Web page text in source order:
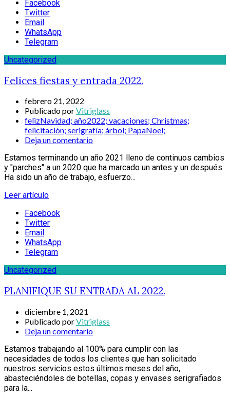
Facebook
Twitter
Email
WhatsApp
Telegram
Uncategorized
Felices fiestas y entrada 2022.
febrero 21, 2022
Publicado porVitriglass
felizNavidad; año2022; vacaciones; Christmas;
felicitación; serigrafía; árbol; PapaNoel;
Deja un comentario
Estamos terminando un año 2021 lleno de continuos cambios
y "parches" a un 2020 que ha marcado un antes y un después.
Ha sido un año de trabajo, esfuerzo...
Leer artículo
Facebook
Twitter
Email
WhatsApp
Telegram
Uncategorized
PLANIFIQUE SU ENTRADA AL 2022.
diciembre 1, 2021
Publicado porVitriglass
Deja un comentario
Estamos trabajando al 100% para cumplir con las
necesidades de todos los clientes que han solicitado
nuestros servicios estos últimos meses del año,
abasteciéndoles de botellas, copas y envases serigrafiados
para la...